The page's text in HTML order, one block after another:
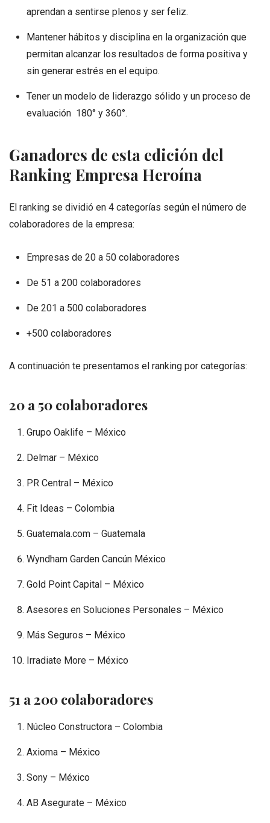
aprendan a sentirse plenos y ser feliz.
Mantener hábitos y disciplina en la organización que
permitan alcanzar los resultados de forma positiva y
sin generar estrés en el equipo.
Tener un modelo de liderazgo sólido y un proceso de
evaluación 180° y 360°.
Ganadores de esta edición del
Ranking Empresa Heroína
El ranking se dividió en 4 categorías según el número de
colaboradores de la empresa:
Empresas de 20 a 50 colaboradores
De 51 a 200 colaboradores
De 201 a 500 colaboradores
+500 colaboradores
A continuación te presentamos el ranking por categorías:
20 a 50 colaboradores
Grupo Oaklife – México
Delmar – México
PR Central – México
Fit Ideas – Colombia
Guatemala.com – Guatemala
Wyndham Garden Cancún México
Gold Point Capital – México
Asesores en Soluciones Personales – México
Más Seguros – México
Irradiate More – México
51 a 200 colaboradores
Núcleo Constructora – Colombia
Axioma – México
Sony – México
AB Asegurate – México